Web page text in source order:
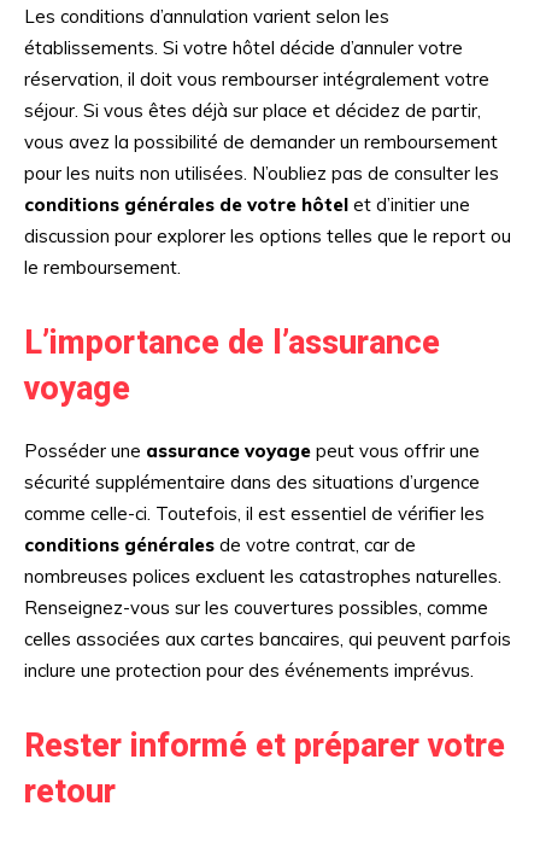
Les conditions d’annulation varient selon les
établissements. Si votre hôtel décide d’annuler votre
réservation, il doit vous rembourser intégralement votre
séjour. Si vous êtes déjà sur place et décidez de partir,
vous avez la possibilité de demander un remboursement
pour les nuits non utilisées. N’oubliez pas de consulter les
conditions générales de votre hôtel et d’initier une
discussion pour explorer les options telles que le report ou
le remboursement.
L’importance de l’assurance
voyage
Posséder une assurance voyage peut vous offrir une
sécurité supplémentaire dans des situations d’urgence
comme celle-ci. Toutefois, il est essentiel de vérifier les
conditions générales de votre contrat, car de
nombreuses polices excluent les catastrophes naturelles.
Renseignez-vous sur les couvertures possibles, comme
celles associées aux cartes bancaires, qui peuvent parfois
inclure une protection pour des événements imprévus.
Rester informé et préparer votre
retour